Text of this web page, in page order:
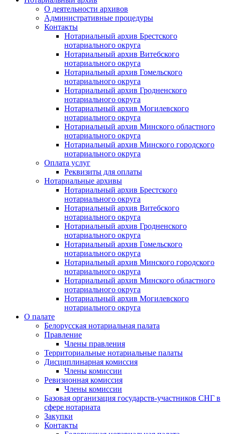
О деятельности архивов
Административные процедуры
Контакты
Нотариальный архив Брестского
нотариального округа
Нотариальный архив Витебского
нотариального округа
Нотариальный архив Гомельского
нотариального округа
Нотариальный архив Гродненского
нотариального округа
Нотариальный архив Могилевского
нотариального округа
Нотариальный архив Минского областного
нотариального округа
Нотариальный архив Минского городского
нотариального округа
Оплата услуг
Реквизиты для оплаты
Нотариальные архивы
Нотариальный архив Брестского
нотариального округа
Нотариальный архив Витебского
нотариального округа
Нотариальный архив Гродненского
нотариального округа
Нотариальный архив Гомельского
нотариального округа
Нотариальный архив Минского городского
нотариального округа
Нотариальный архив Минского областного
нотариального округа
Нотариальный архив Могилевского
нотариального округа
О палате
Белорусская нотариальная палата
Правление
Члены правления
Территориальные нотариальные палаты
Дисциплинарная комиссия
Члены комиссии
Ревизионная комиссия
Члены комиссии
Базовая организация государств-участников СНГ в
сфере нотариата
Закупки
Контакты